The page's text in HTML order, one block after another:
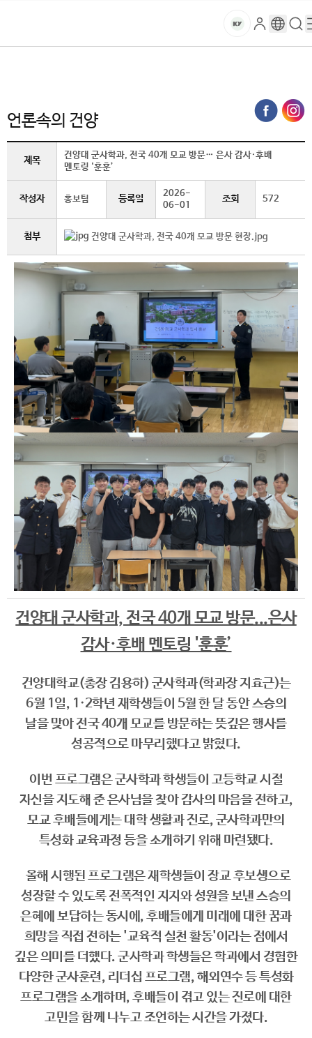
건
대
학
교
마
로
그
구
글
검
색
메
뉴
언론속의 건양
제목
건양대 군사학과, 전국 40개 모교 방문… 은사 감사·후배
멘토링 '훈훈’
작성자 홍보팀 등록일
2026-
06-01
조회 572
첨부 건양대 군사학과, 전국 40개 모교 방문 현장.jpg
건양대 군사학과, 전국 40개 모교 방문...은사
감사·후배 멘토링 '훈훈’
건양대학교(총장 김용하) 군사학과(학과장 지효근)는
6월 1일, 1·2학년 재학생들이 5월 한 달 동안 스승의
날을 맞아 전국 40개 모교를 방문하는 뜻깊은 행사를
성공적으로 마무리했다고 밝혔다.
이번 프로그램은 군사학과 학생들이 고등학교 시절
자신을 지도해 준 은사님을 찾아 감사의 마음을 전하고,
모교 후배들에게는 대학 생활과 진로, 군사학과만의
특성화 교육과정 등을 소개하기 위해 마련됐다.
올해 시행된 프로그램은 재학생들이 장교 후보생으로
성장할 수 있도록 전폭적인 지지와 성원을 보낸 스승의
은혜에 보답하는 동시에, 후배들에게 미래에 대한 꿈과
희망을 직접 전하는 '교육적 실천 활동'이라는 점에서
깊은 의미를 더했다. 군사학과 학생들은 학과에서 경험한
다양한 군사훈련, 리더십 프로그램, 해외연수 등 특성화
프로그램을 소개하며, 후배들이 겪고 있는 진로에 대한
고민을 함께 나누고 조언하는 시간을 가졌다.